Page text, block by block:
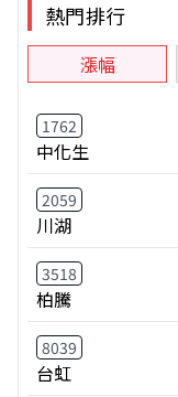
熱門排行
漲幅
1762
中化生
2059
川湖
3518
柏騰
8039
台虹